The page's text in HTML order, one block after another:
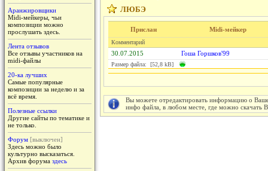
Аранжировщики
Midi-мейкеры, чьи
композиции можно
прослушать здесь.
Лента отзывов
Все отзывы участников на
midi-файлы
20-ка лучших
Самые популярные
композиции за неделю и за
всё время.
Полезные ссылки
Другие сайты по тематике и
не только.
Форум [выключен]
Здесь можно было
культурно высказаться.
Архив форума здесь
ЛЮБЭ
Прислан Midi-мейкер
Комментарий
30.07.2015 Гоша Горшков'99
Размер файла: [52,8 kB]
Вы можете отредактировать информацию о
инфо файла, в любом месте, где можно скачать